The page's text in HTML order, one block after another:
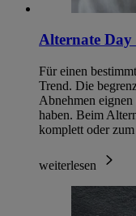
Alternate Day
Für einen
Trend. Die
Abnehmen
haben. Beim
komplett oder
weiterlesen